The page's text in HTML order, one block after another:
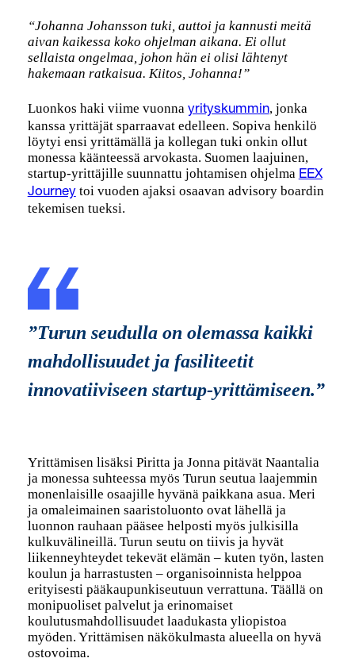
“Johanna Johansson tuki, auttoi ja kannusti meitä
aivan kaikessa koko ohjelman aikana. Ei ollut
sellaista ongelmaa, johon hän ei olisi lähtenyt
hakemaan ratkaisua. Kiitos, Johanna!”
Luonkos haki viime vuonna yrityskummin, jonka
kanssa yrittäjät sparraavat edelleen. Sopiva henkilö
löytyi ensi yrittämällä ja kollegan tuki onkin ollut
monessa käänteessä arvokasta. Suomen laajuinen,
startup-yrittäjille suunnattu johtamisen ohjelma EEX
Journeytoi vuoden ajaksi osaavan advisory boardin
tekemisen tueksi.
”Turun seudulla on olemassa kaikki
mahdollisuudet ja fasiliteetit
innovatiiviseen startup-yrittämiseen.”
Yrittämisen lisäksi Piritta ja Jonna pitävät Naantalia
ja monessa suhteessa myös Turun seutua laajemmin
monenlaisille osaajille hyvänä paikkana asua. Meri
ja omaleimainen saaristoluonto ovat lähellä ja
luonnon rauhaan pääsee helposti myös julkisilla
kulkuvälineillä. Turun seutu on tiivis ja hyvät
liikenneyhteydet tekevät elämän – kuten työn, lasten
koulun ja harrastusten – organisoinnista helppoa
erityisesti pääkaupunkiseutuun verrattuna. Täällä on
monipuoliset palvelut ja erinomaiset
koulutusmahdollisuudet laadukasta yliopistoa
myöden. Yrittämisen näkökulmasta alueella on hyvä
ostovoima.